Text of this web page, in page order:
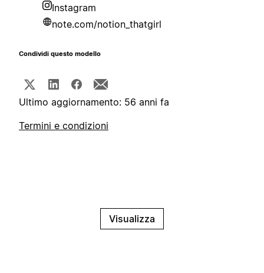
Instagram
note.com/notion_thatgirl
Condividi questo modello
Ultimo aggiornamento: 56 anni fa
Termini e condizioni
Visualizza